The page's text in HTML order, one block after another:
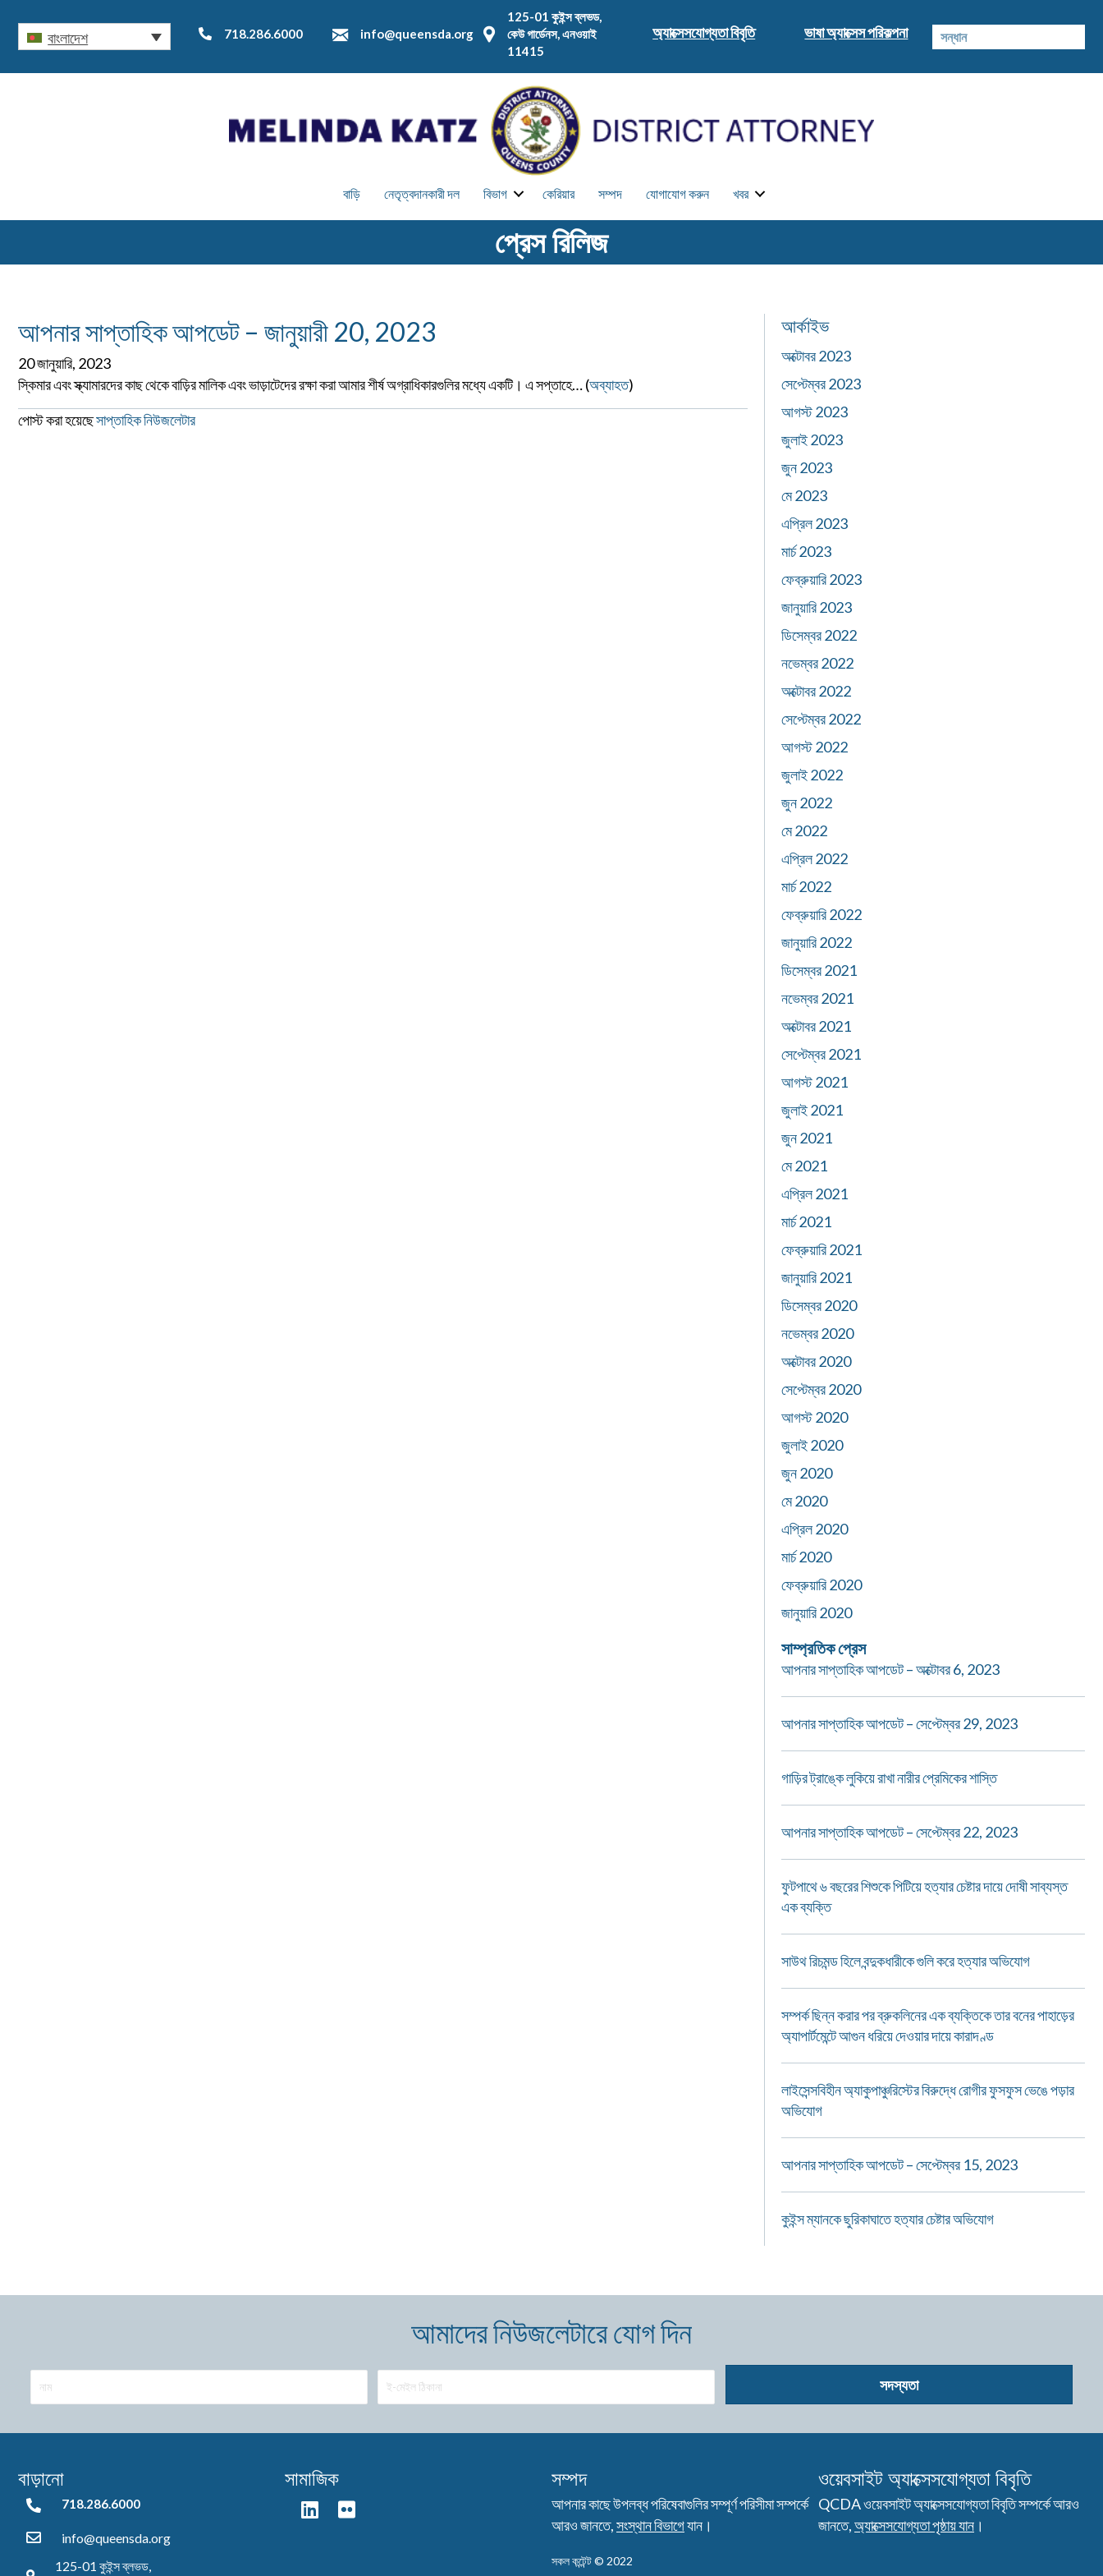
বাংলাদেশ 718.286.6000 info@queensda.org
125-01 কুইন্স ব্লভড,
কেউ গার্ডেনস, এনওয়াই
11415
অ্যাক্সেসযোগ্যতা বিবৃতি ভাষা অ্যাক্সেস পরিকল্পনা
বাড়ি নেতৃত্বদানকারী দল বিভাগ কেরিয়ার সম্পদ যোগাযোগ করুন খবর
প্রেস রিলিজ
আপনার সাপ্তাহিক আপডেট – জানুয়ারী 20, 2023
20 জানুয়ারি, 2023
স্কিমার এবং স্ক্যামারদের কাছ থেকে বাড়ির মালিক এবং ভাড়াটেদের রক্ষা করা আমার শীর্ষ অগ্রাধিকারগুলির মধ্যে একটি। এ সপ্তাহে… (অব্যাহত)
পোস্ট করা হয়েছেসাপ্তাহিক নিউজলেটার
আর্কাইভ
অক্টোবর 2023
সেপ্টেম্বর 2023
আগস্ট 2023
জুলাই 2023
জুন 2023
মে 2023
এপ্রিল 2023
মার্চ 2023
ফেব্রুয়ারি 2023
জানুয়ারি 2023
ডিসেম্বর 2022
নভেম্বর 2022
অক্টোবর 2022
সেপ্টেম্বর 2022
আগস্ট 2022
জুলাই 2022
জুন 2022
মে 2022
এপ্রিল 2022
মার্চ 2022
ফেব্রুয়ারি 2022
জানুয়ারি 2022
ডিসেম্বর 2021
নভেম্বর 2021
অক্টোবর 2021
সেপ্টেম্বর 2021
আগস্ট 2021
জুলাই 2021
জুন 2021
মে 2021
এপ্রিল 2021
মার্চ 2021
ফেব্রুয়ারি 2021
জানুয়ারি 2021
ডিসেম্বর 2020
নভেম্বর 2020
অক্টোবর 2020
সেপ্টেম্বর 2020
আগস্ট 2020
জুলাই 2020
জুন 2020
মে 2020
এপ্রিল 2020
মার্চ 2020
ফেব্রুয়ারি 2020
জানুয়ারি 2020
সাম্প্রতিক প্রেস
আপনার সাপ্তাহিক আপডেট – অক্টোবর 6, 2023
আপনার সাপ্তাহিক আপডেট – সেপ্টেম্বর 29, 2023
গাড়ির ট্রাঙ্কে লুকিয়ে রাখা নারীর প্রেমিকের শাস্তি
আপনার সাপ্তাহিক আপডেট – সেপ্টেম্বর 22, 2023
ফুটপাথে ৬ বছরের শিশুকে পিটিয়ে হত্যার চেষ্টার দায়ে দোষী সাব্যস্ত
এক ব্যক্তি
সাউথ রিচমন্ড হিলে বন্দুকধারীকে গুলি করে হত্যার অভিযোগ
সম্পর্ক ছিন্ন করার পর ব্রুকলিনের এক ব্যক্তিকে তার বনের পাহাড়ের
অ্যাপার্টমেন্টে আগুন ধরিয়ে দেওয়ার দায়ে কারাদণ্ড
লাইসেন্সবিহীন অ্যাকুপাঞ্চুরিস্টের বিরুদ্ধে রোগীর ফুসফুস ভেঙে পড়ার
অভিযোগ
আপনার সাপ্তাহিক আপডেট – সেপ্টেম্বর 15, 2023
কুইন্স ম্যানকে ছুরিকাঘাতে হত্যার চেষ্টার অভিযোগ
আমাদের নিউজলেটারে যোগ দিন
সদস্যতা
বাড়ানো
718.286.6000
718.286.6000
info@queensda.org
125-01 কুইন্স ব্লভড,
সামাজিক সম্পদ
আপনার কাছে উপলব্ধ পরিষেবাগুলির সম্পূর্ণ পরিসীমা সম্পর্কে
আরও জানতে,সংস্থান বিভাগেযান।
সকল কন্টেন্ট © 2022
ওয়েবসাইট অ্যাক্সেসযোগ্যতা বিবৃতি
QCDA ওয়েবসাইট অ্যাক্সেসযোগ্যতা বিবৃতি সম্পর্কে আরও
জানতে,অ্যাক্সেসযোগ্যতা পৃষ্ঠায় যান ।